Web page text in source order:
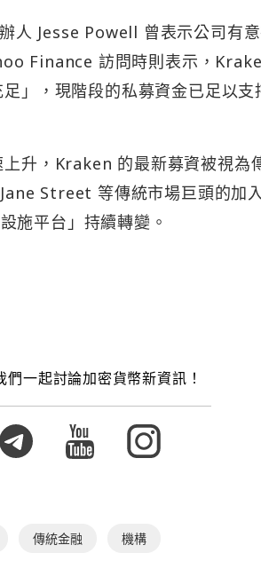
人 Jesse Powell 曾表示公司有
Finance 訪問時則表示，
」，現階段的私募資金已足以支
升，Kraken 的最新募資被視為
Street 等傳統市場巨頭的加
施平台」持續轉變。
一起討論加密貨幣新資訊！
傳統金融 機構